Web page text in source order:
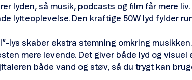
lyden, så musik, podcasts og film får mere
lytteoplevelse. Den kraftige 50W lyd fylder
lys skaber ekstra stemning omkring
mere levende. Det giver både lyd og visuel
både vand og støv, så du trygt kan